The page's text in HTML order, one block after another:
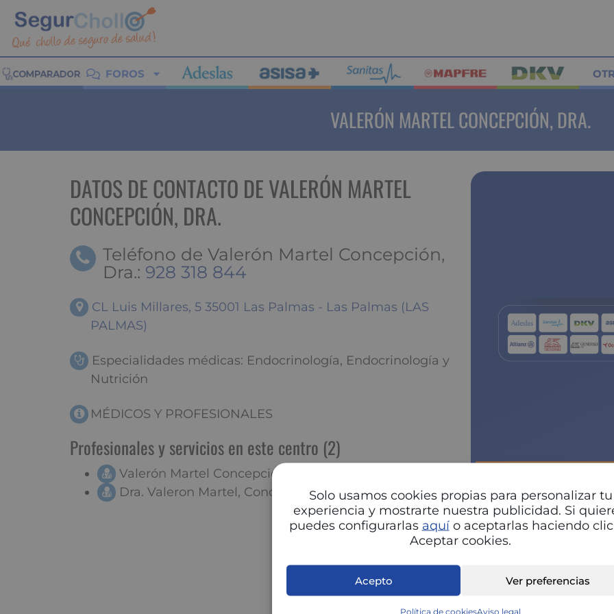
Solo usamos cookies propias para personalizar tu
experiencia y mostrarte nuestra publicidad. Si
puedes configurarlas aquío aceptarlas haciendo
Aceptar cookies.
Acepto Ver preferencias
Política de cookiesAviso legal
FOROS
VALERÓN MARTEL CONCEPCIÓN, DRA.
DATOS DE CONTACTO DE VALERÓN MARTEL
CONCEPCIÓN, DRA.
Teléfono de Valerón Martel Concepción,
Dra.: 928 318 844
CL Luis Millares, 5 35001 Las Palmas - Las Palmas (LAS
PALMAS)
Especialidades médicas: Endocrinología, Endocrinología y
Nutrición
MÉDICOS Y PROFESIONALES
Profesionales y servicios en este centro (2)
Valerón Martel Concepción, Dra.
Dra. Valeron Martel, Concepcion